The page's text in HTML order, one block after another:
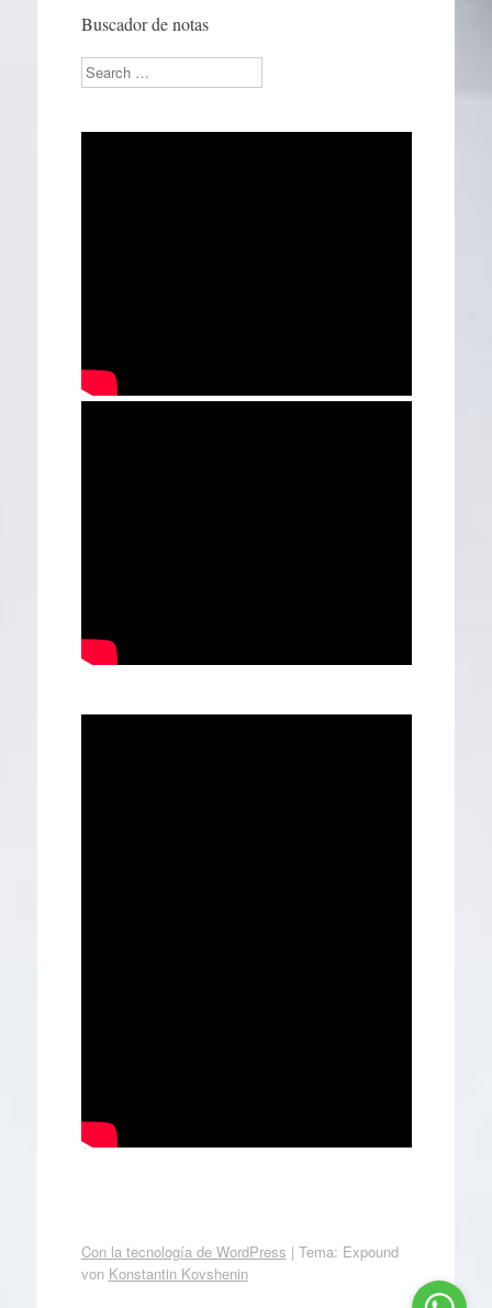
Buscador de notas
Search
Con la tecnología de WordPress | Tema: Expound
von Konstantin Kovshenin